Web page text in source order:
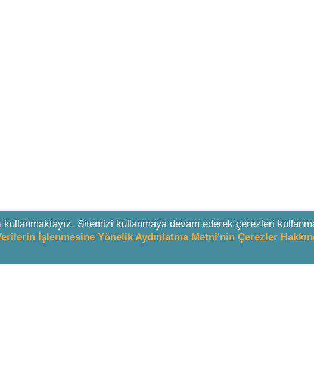
Sitemizi kullanmaya devam ederek çerezleri
İşlenmesine Yönelik Aydınlatma Metni'nin Çerezler